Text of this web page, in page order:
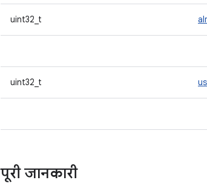
uint32_t
uint32_t
पूरी जानकारी